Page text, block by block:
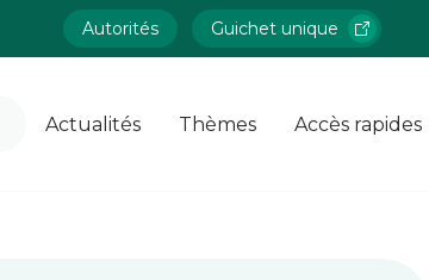
Autorités Guichet unique
Actualités Thèmes Accès rapides